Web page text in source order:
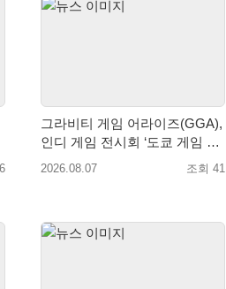
그라비티 게임 어라이즈(GGA),
인디 게임 전시회 ‘도쿄 게임 던
전 13’ 참가!
2026.08.07 조회 41